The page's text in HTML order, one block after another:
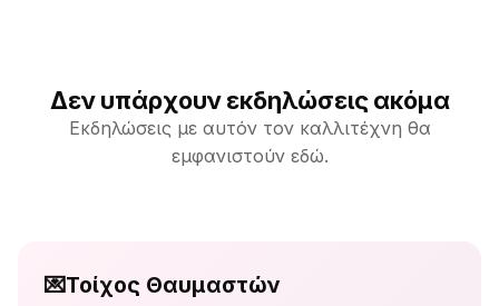
Δεν υπάρχουν εκδηλώσεις ακόμα
Εκδηλώσεις με αυτόν τον καλλιτέχνη θα
εμφανιστούν εδώ.
💌Τοίχος Θαυμαστών